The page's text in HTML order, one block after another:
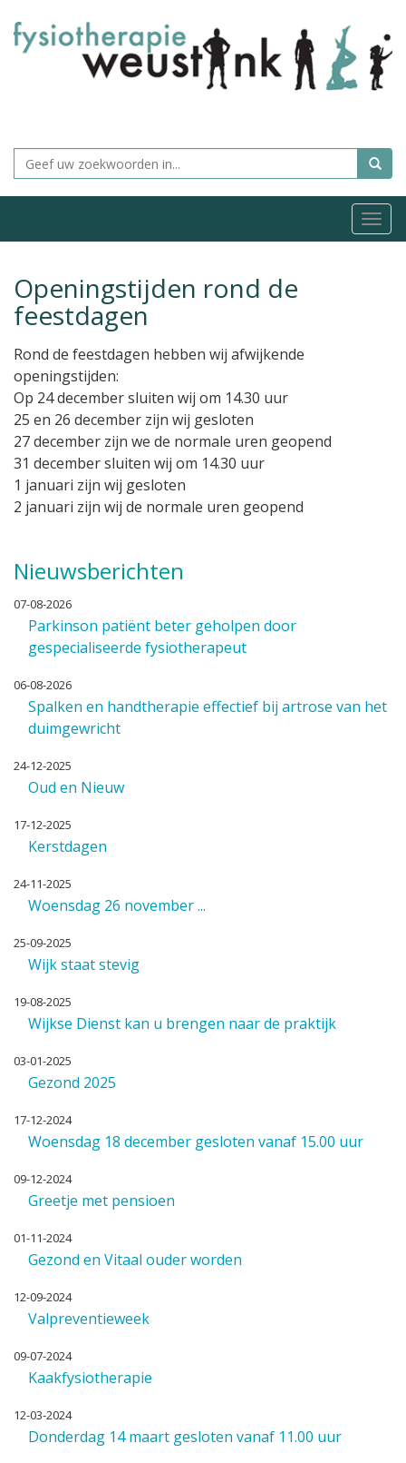
Openingstijden rond de
feestdagen
Rond de feestdagen hebben wij afwijkende
openingstijden:
Op 24 december sluiten wij om 14.30 uur
25 en 26 december zijn wij gesloten
27 december zijn we de normale uren geopend
31 december sluiten wij om 14.30 uur
1 januari zijn wij gesloten
2 januari zijn wij de normale uren geopend
Nieuwsberichten
07-08-2026
Parkinson patiënt beter geholpen door
gespecialiseerde fysiotherapeut
06-08-2026
Spalken en handtherapie effectief bij artrose van het
duimgewricht
24-12-2025
Oud en Nieuw
17-12-2025
Kerstdagen
24-11-2025
Woensdag 26 november ...
25-09-2025
Wijk staat stevig
19-08-2025
Wijkse Dienst kan u brengen naar de praktijk
03-01-2025
Gezond 2025
17-12-2024
Woensdag 18 december gesloten vanaf 15.00 uur
09-12-2024
Greetje met pensioen
01-11-2024
Gezond en Vitaal ouder worden
12-09-2024
Valpreventieweek
09-07-2024
Kaakfysiotherapie
12-03-2024
Donderdag 14 maart gesloten vanaf 11.00 uur